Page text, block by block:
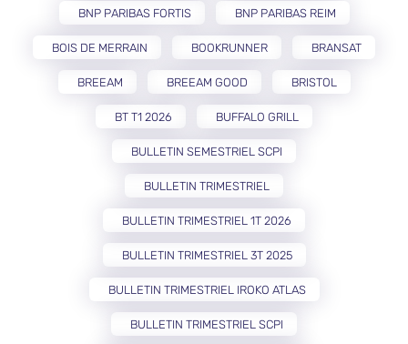
BNP PARIBAS FORTIS BNP PARIBAS REIM
BOIS DE MERRAIN BOOKRUNNER BRANSAT
BREEAM BREEAM GOOD BRISTOL
BT T1 2026 BUFFALO GRILL
BULLETIN SEMESTRIEL SCPI
BULLETIN TRIMESTRIEL
BULLETIN TRIMESTRIEL 1T 2026
BULLETIN TRIMESTRIEL 3T 2025
BULLETIN TRIMESTRIEL IROKO ATLAS
BULLETIN TRIMESTRIEL SCPI